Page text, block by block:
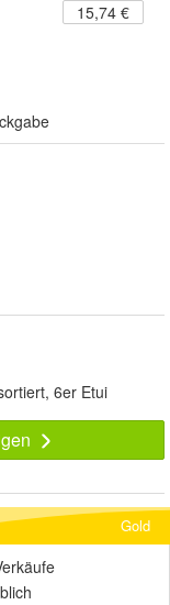
15,74 €
6er Etui
Gold